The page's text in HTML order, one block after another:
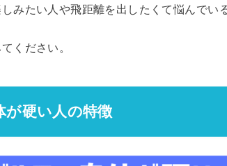
みたい人や飛距離を出したくて悩んでい
ください。
が硬い人の特徴